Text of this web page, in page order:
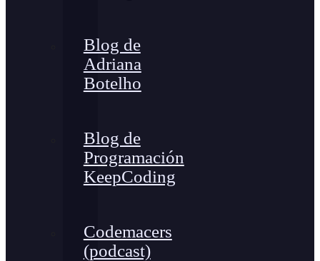
Blog de
Adriana
Botelho
Blog de
Programación
KeepCoding
Codemacers
(podcast)